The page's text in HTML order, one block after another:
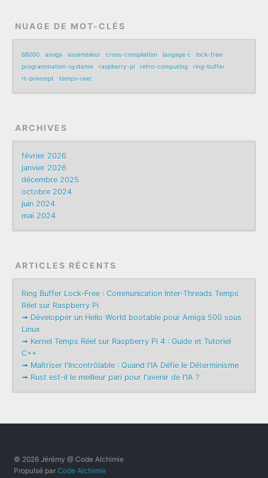
NUAGE DE MOT-CLÉS
68000 amiga assembleur cross-compilation langage c
lock-free
programmation-systeme
raspberry-pi retro-computing
ring-buffer
rt-preempt
temps-reel
ARCHIVES
février 2026
janvier 2026
décembre 2025
octobre 2024
juin 2024
mai 2024
ARTICLES RÉCENTS
Ring Buffer Lock-Free : Communication Inter-Threads Temps
Réel sur Raspberry Pi
➟ Développer un Hello World bootable pour Amiga 500 sous
Linux
➟ Kernel Temps Réel sur Raspberry Pi 4 : Guide et Tutoriel
C++
➟ Maîtriser l'Incontrôlable : Quand l'IA Défie le Déterminisme
➟ Rust est-il le meilleur pari pour l'avenir de l'IA ?
© 2026 Jérémy @ Code Alchimie
Propulsé parCode Alchimie